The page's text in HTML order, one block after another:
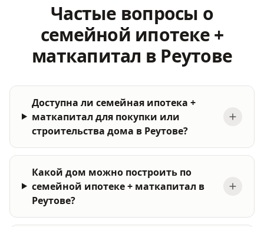
Частые вопросы о
семейной ипотеке +
маткапитал в Реутове
Доступна ли семейная ипотека +
маткапитал для покупки или
строительства дома в Реутове?
Какой дом можно построить по
семейной ипотеке + маткапитал в
Реутове?